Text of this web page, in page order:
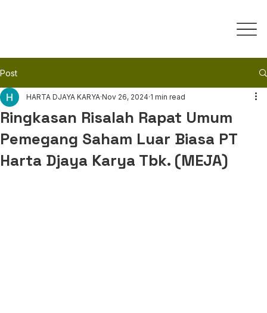
Post
Ringkasan Risalah Rapat Umum
Pemegang Saham Luar Biasa PT
Harta Djaya Karya Tbk. (MEJA)
HARTA DJAYA KARYA Nov 26, 2024 1 min read